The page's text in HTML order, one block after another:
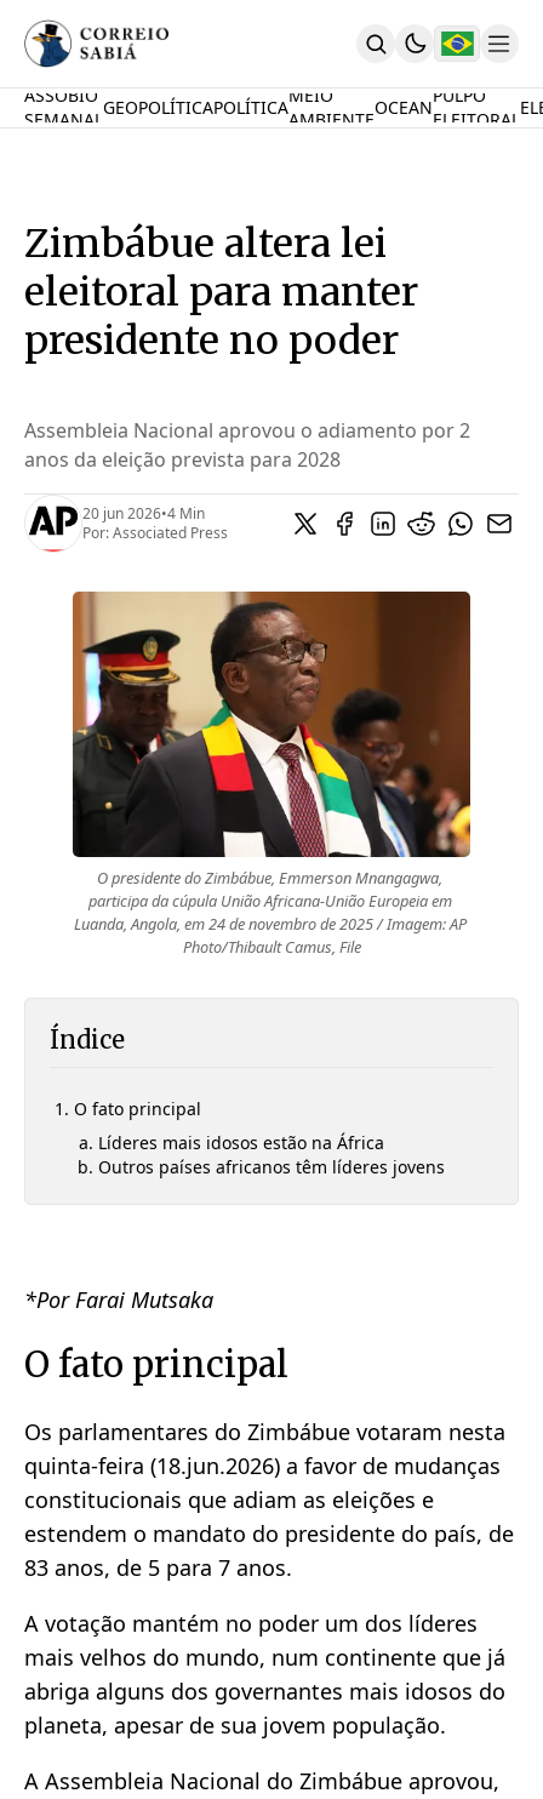
Comunidade
MauriNews
Contrate
Quem Somos
English
Calcule A Poupança
PARTICIPE
ASSOBIO
SEMANAL
GEOPOLÍTICAPOLÍTICA
MEIO
AMBIENTE
OCEAN
PULPO
ELEITORAL
Zimbábue altera lei
eleitoral para manter
presidente no poder
Assembleia Nacional aprovou o adiamento por 2
anos da eleição prevista para 2028
20 jun 2026•4 Min
Por:Associated Press
O presidente do Zimbábue, Emmerson Mnangagwa,
participa da cúpula União Africana-União Europeia em
Luanda, Angola, em 24 de novembro de 2025 / Imagem: AP
Photo/Thibault Camus, File
Índice
O fato principal
Líderes mais idosos estão na África
Outros países africanos têm líderes jovens
*Por Farai Mutsaka
O fato principal
Os parlamentares do Zimbábue votaram nesta
quinta-feira (18.jun.2026) a favor de mudanças
constitucionais que adiam as eleições e
estendem o mandato do presidente do país, de
83 anos, de 5 para 7 anos.
A votação mantém no poder um dos líderes
mais velhos do mundo, num continente que já
abriga alguns dos governantes mais idosos do
planeta, apesar de sua jovem população.
A Assembleia Nacional do Zimbábue aprovou,